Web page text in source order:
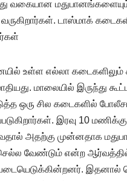
வகையான
வருகிறார்கள். டாஸ்மாக்
உள்ள எல்லா கடைகளிலும்
மாலையில் இருந்து
ஒரு சில கடைகளில்
இரவு 10
அதற்கு முன்னதாக
வேண்டும் என்ற
இதனால்